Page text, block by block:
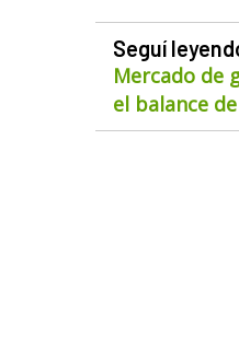
Seguí
Mercado de
el balance